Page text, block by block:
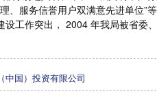
、服务信誉用户双满意先进单位”
工作突出， 2004 年我局被省委、
中国）投资有限公司